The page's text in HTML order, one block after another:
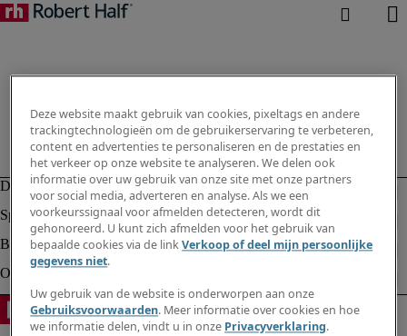
Deze website maakt gebruik van cookies, pixeltags en andere
trackingtechnologieën om de gebruikerservaring te verbeteren,
content en advertenties te personaliseren en de prestaties en
het verkeer op onze website te analyseren. We delen ook
informatie over uw gebruik van onze site met onze partners
voor social media, adverteren en analyse. Als we een
voorkeurssignaal voor afmelden detecteren, wordt dit
gehonoreerd. U kunt zich afmelden voor het gebruik van
bepaalde cookies via de linkVerkoop of deel mijn persoonlijke
gegevens niet.
Uw gebruik van de website is onderworpen aan onze
Gebruiksvoorwaarden. Meer informatie over cookies en hoe
we informatie delen, vindt u in onze Privacyverklaring.